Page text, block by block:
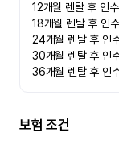
12개월 렌탈 후 인
18개월 렌탈 후 인
24개월 렌탈 후
30개월 렌탈 후
36개월 렌탈 후
보험 조건